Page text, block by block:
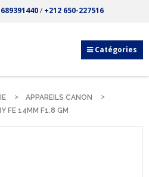
/ +212 650-227516
Catégories
APPAREILS CANON
FE 14MM F1.8 GM